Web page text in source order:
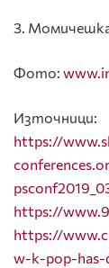
3.
Фото:
Източници:
https://
https://
https://
w-k-pop-has-